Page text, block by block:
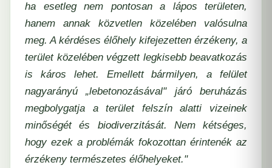
ha esetleg nem pontosan a lápos területen,
hanem annak közvetlen közelében valósulna
meg. A kérdéses élőhely kifejezetten érzékeny, a
terület közelében végzett legkisebb beavatkozás
is káros lehet. Emellett bármilyen, a felület
nagyarányú „lebetonozásával" járó beruházás
megbolygatja a terület felszín alatti vizeinek
minőségét és biodiverzitását. Nem kétséges,
hogy ezek a problémák fokozottan érintenék az
érzékeny természetes élőhelyeket."